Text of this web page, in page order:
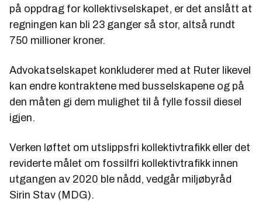
på oppdrag for kollektivselskapet, er det anslått at
regningen kan bli 23 ganger så stor, altså rundt
750 millioner kroner.
Advokatselskapet konkluderer med at Ruter likevel
kan endre kontraktene med busselskapene og på
den måten gi dem mulighet til å fylle fossil diesel
igjen.
Verken løftet om utslippsfri kollektivtrafikk eller det
reviderte målet om fossilfri kollektivtrafikk innen
utgangen av 2020 ble nådd, vedgår miljøbyråd
Sirin Stav (MDG).